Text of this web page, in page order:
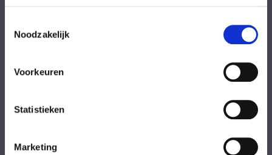
Noodzakelijk
Voorkeuren
Statistieken
Marketing
Eventuele
opmerkingen